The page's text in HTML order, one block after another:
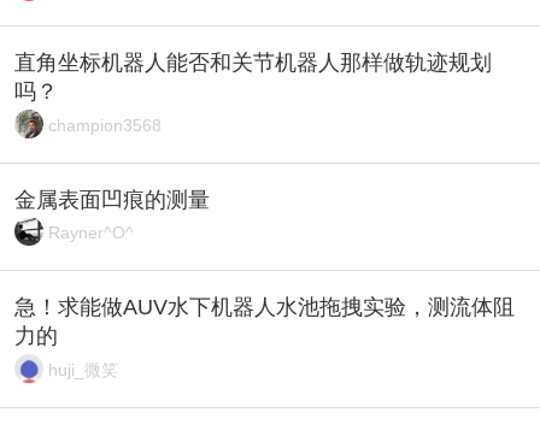
直角坐标机器人能否和关节机器人那样做轨迹规划
吗？
champion3568
金属表面凹痕的测量
Rayner^O^
急！求能做AUV水下机器人水池拖拽实验，测流体阻
力的
huji_微笑